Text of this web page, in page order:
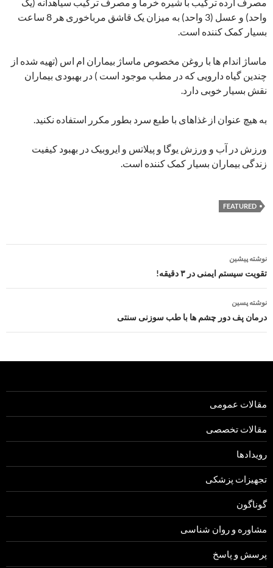
واحد) و عسل (3 واحد) به میزان یک قاشق مرباخوری هر 8 ساعت
بسیار کمک کننده است.
ماساژ اندام ها با روغن مخصوص ماساژ بیماران ام اس (تهیه شده از
چندین گیاه دارویی که در مطب موجود است ) در بهبودی بیماران
نقش بسیار خوبی دارد.
به هیچ عنوان از غذاهای با طبع سرد بطور مکرر استفاده نکنید.
ورزش در آب و ورزش یوگا و پیلاتس و ایروبیک در بهبود کیفیت
زندگی بیماران بسیار کمک کننده است.
FEATURED
ناوبری
نوشته
نوشته پیشین
تقویت سیستم ایمنی در ۳ دقیقه!
نوشته پسین
درمان پف دور چشم ها با طب سوزنی سنتی
مقالات عمومی
مقالات تخصصی
رویدادها
تجهیزات پزشکی
گوناگون
مشاوره و روان شناسی
پرسش و پاسخ